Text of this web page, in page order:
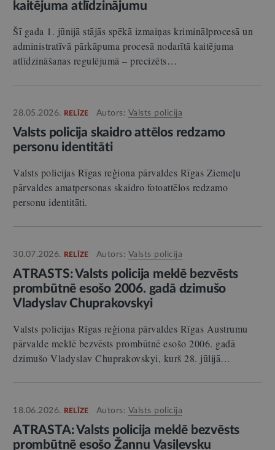
kaitējuma atlīdzinājumu
Šī gada 1. jūnijā stājās spēkā izmaiņas kriminālprocesā un
administratīvā pārkāpuma procesā nodarītā kaitējuma
atlīdzināšanas regulējumā – precizēts…
28.05.2026. RELĪZE Autors: Valsts policija
Valsts policija skaidro attēlos redzamo
personu identitāti
Valsts policijas Rīgas reģiona pārvaldes Rīgas Ziemeļu
pārvaldes amatpersonas skaidro fotoattēlos redzamo
personu identitāti.
30.07.2026. RELĪZE Autors: Valsts policija
ATRASTS: Valsts policija meklē bezvēsts
prombūtnē esošo 2006. gadā dzimušo
Vladyslav Chuprakovskyi
Valsts policijas Rīgas reģiona pārvaldes Rīgas Austrumu
pārvalde meklē bezvēsts prombūtnē esošo 2006. gadā
dzimušo Vladyslav Chuprakovskyi, kurš 28. jūlijā…
18.06.2026. RELĪZE Autors: Valsts policija
ATRASTA: Valsts policija meklē bezvēsts
prombūtnē esošo Žannu Vasiļevsku